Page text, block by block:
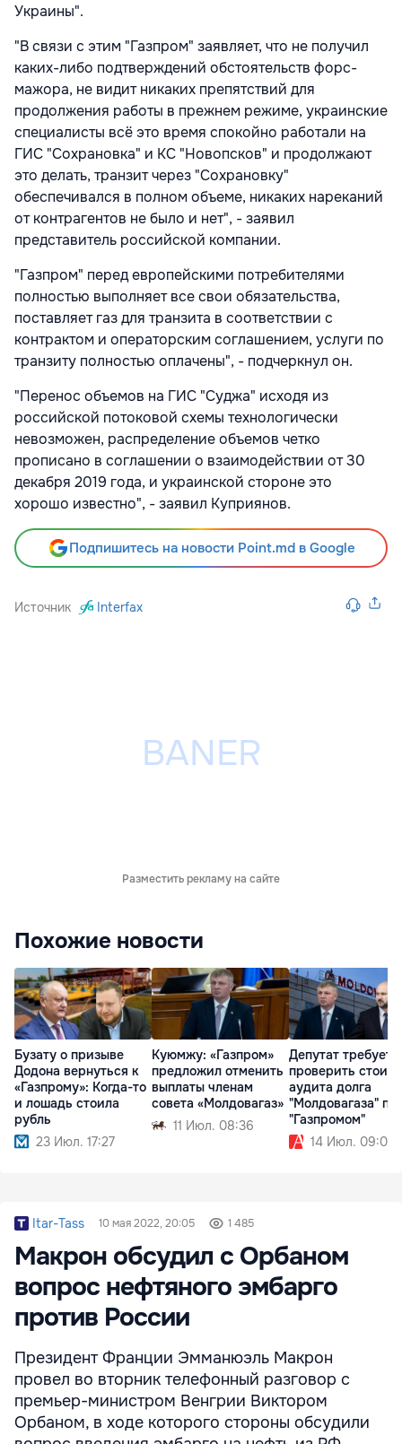
Украины".
"В связи с этим "Газпром" заявляет, что не получил
каких-либо подтверждений обстоятельств форс-
мажора, не видит никаких препятствий для
продолжения работы в прежнем режиме, украинские
специалисты всё это время спокойно работали на
ГИС "Сохрановка" и КС "Новопсков" и продолжают
это делать, транзит через "Сохрановку"
обеспечивался в полном объеме, никаких нареканий
от контрагентов не было и нет", - заявил
представитель российской компании.
"Газпром" перед европейскими потребителями
полностью выполняет все свои обязательства,
поставляет газ для транзита в соответствии с
контрактом и операторским соглашением, услуги по
транзиту полностью оплачены", - подчеркнул он.
"Перенос объемов на ГИС "Суджа" исходя из
российской потоковой схемы технологически
невозможен, распределение объемов четко
прописано в соглашении о взаимодействии от 30
декабря 2019 года, и украинской стороне это
хорошо известно", - заявил Куприянов.
Подпишитесь на новости Point.md в Google
Источник Interfax
Разместить рекламу на сайте
Похожие новости
Бузату о призыве
Додона вернуться к
«Газпрому»: Когда-то
и лошадь стоила
рубль
23 Июл. 17:27
Куюмжу: «Газпром»
предложил отменить
выплаты членам
совета «Молдовагаз»
11 Июл. 08:36
Депутат требует
проверить
аудита долга
"Молдовагаза"
"Газпромом"
14 Июл. 09:02
Itar-Tass 10 мая 2022, 20:05 1 485
Макрон обсудил с Орбаном
вопрос нефтяного эмбарго
против России
Президент Франции Эмманюэль Макрон
провел во вторник телефонный разговор с
премьер-министром Венгрии Виктором
Орбаном, в ходе которого стороны обсудили